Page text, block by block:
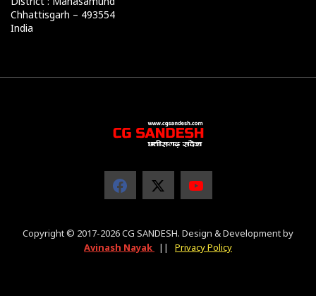
Chhattisgarh – 493554
India
Copyright © 2017-2026 CG SANDESH. Design & Development by
Avinash Nayak
|| Privacy Policy